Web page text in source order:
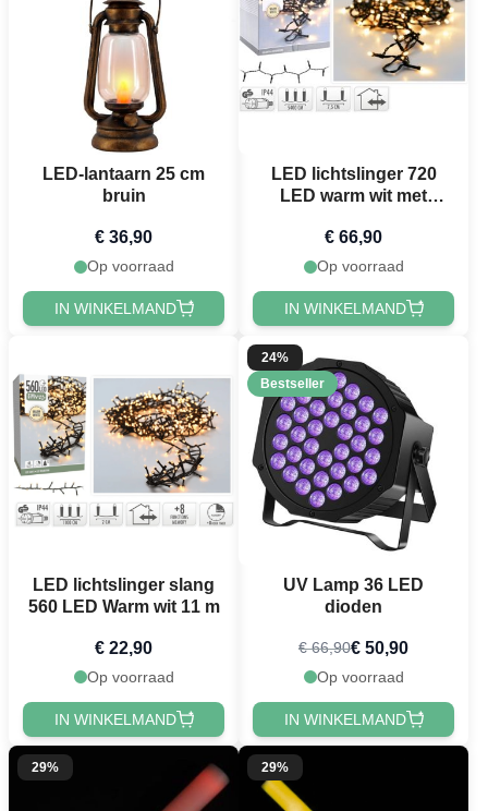
LED-lantaarn 25 cm
bruin
€ 36,90
Op voorraad
IN WINKELMAND
LED lichtslinger 720
LED warm wit met
€ 66,90
Op voorraad
IN WINKELMAND
LED lichtslinger slang
560 LED Warm wit 11 m
€ 22,90
Op voorraad
IN WINKELMAND
24%
Bestseller
UV Lamp 36 LED
dioden
€ 66,90€ 50,90
Op voorraad
IN WINKELMAND
29% 29%